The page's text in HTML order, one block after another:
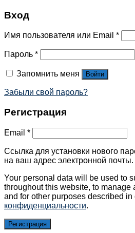
Вход
Имя пользователя или Email *
Пароль *
Запомнить меня Войти
Забыли свой пароль?
Регистрация
Email *
Ссылка для установки нового
на ваш адрес электронной почты.
Your personal data will be used to
throughout this website, to manage
and for other purposes described in
конфиденциальности.
Регистрация